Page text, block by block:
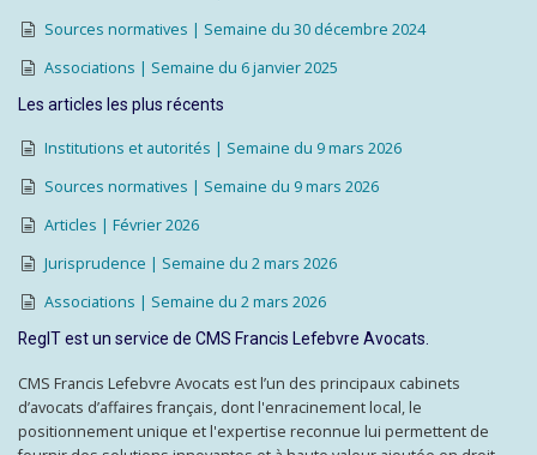
Sources normatives | Semaine du 30 décembre 2024
Associations | Semaine du 6 janvier 2025
Les articles les plus récents
Institutions et autorités | Semaine du 9 mars 2026
Sources normatives | Semaine du 9 mars 2026
Articles | Février 2026
Jurisprudence | Semaine du 2 mars 2026
Associations | Semaine du 2 mars 2026
RegIT est un service de CMS Francis Lefebvre Avocats.
CMS Francis Lefebvre Avocats est l’un des principaux cabinets
d’avocats d’affaires français, dont l'enracinement local, le
positionnement unique et l'expertise reconnue lui permettent de